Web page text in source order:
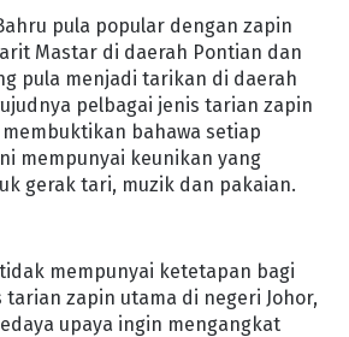
pula popular dengan zapin
Mastar di daerah Pontian dan
pula menjadi tarikan di daerah
pelbagai jenis tarian zapin
bahawa setiap
mempunyai keunikan yang
gerak tari, muzik dan pakaian.
tidak mempunyai ketetapan bagi
zapin utama di negeri Johor,
upaya ingin mengangkat